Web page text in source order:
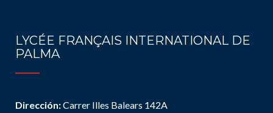
LYCÉE FRANÇAIS INTERNATIONAL DE
PALMA
Dirección:Carrer Illes Balears 142A